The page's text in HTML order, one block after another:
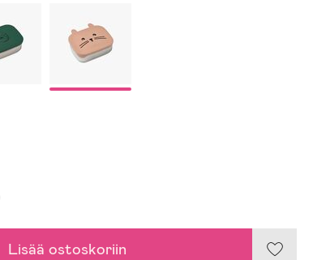
Lisää ostoskoriin